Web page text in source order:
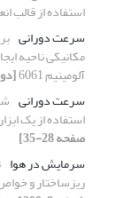
استفاده از قالب
سرعت دورانی
مکانیکی ناحیه
آلومینیم 6061
[دوره 7، شماره
سرعت دورانی
استفاده از یک
صفحه 28-35]
سرمایش در هوا
ریزساختار و